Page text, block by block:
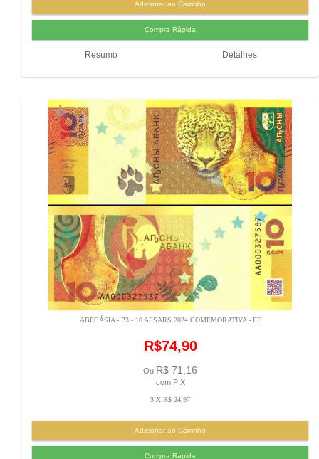
Resumo Detalhes
ABECÁSIA - P3 - 10 APSARS 2024 COMEMORATIVA - FE
R$74,90
Ou R$ 71,16
com PIX
3 X R$ 24,97